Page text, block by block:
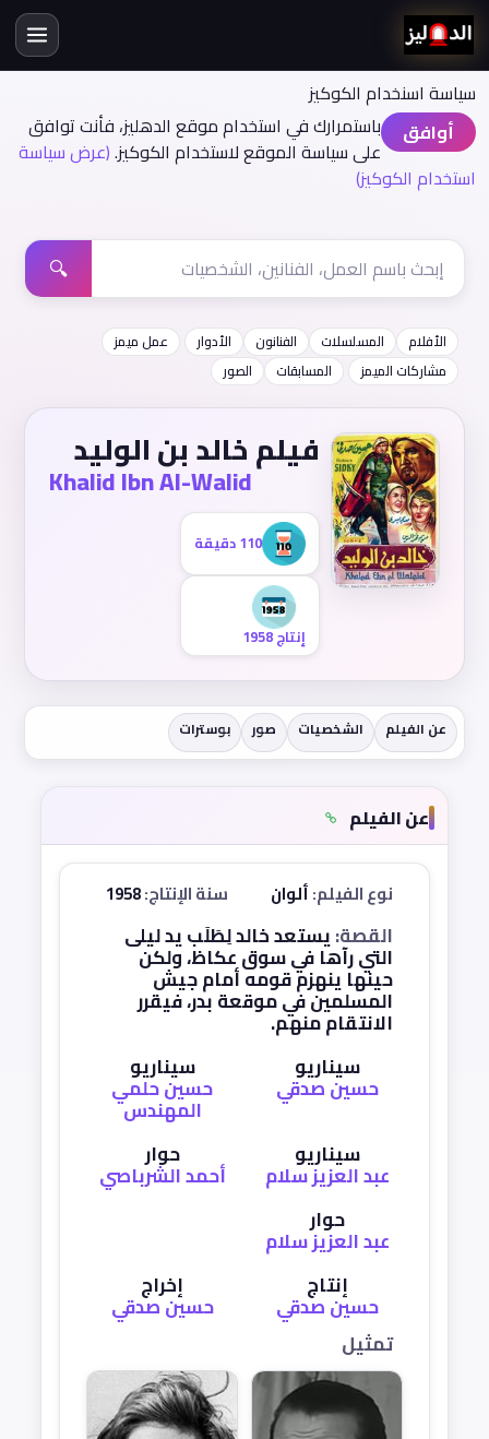
سياسة اسنخدام الكوكيز
أوافق
باستمرارك في استخدام موقع الدهليز، فأنت توافق
على سياسة الموقع لاستخدام الكوكيز.(عرض سياسة
استخدام الكوكيز)
🔍
الأفلام المسلسلات الفنانون الأدوار
عمل ميمز
مشاركات الميمز
المسابقات الصور
فيلم خالد بن الوليد
Khalid Ibn Al-Walid
110 دقيقة
إنتاج 1958
عن الفيلم الشخصيات صور بوسترات
عن الفيلم
نوع الفيلم:ألوان سنة الإنتاج:
القصة:يستعد خالد لِطَلَب يد ليلى
التي رآها في سوق عكاظ، ولكن
حينها ينهزم قومه أمام جيش
المسلمين في موقعة بدر، فيقرر
الانتقام منهم.
سيناريو
حسين صدقي
سيناريو
حسين حلمي
المهندس
سيناريو
عبد العزيز سلام
حوار
أحمد الشرباصي
حوار
عبد العزيز سلام
إنتاج
حسين صدقي
إخراج
حسين صدقي
تمثيل